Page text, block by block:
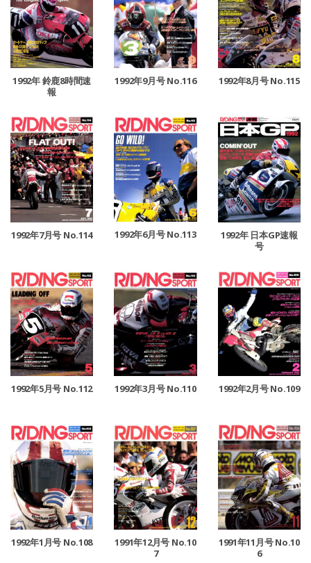
1992年 鈴鹿8時間速
報
1992年9月号 No.116 1992年8月号 No.115
1992年7月号 No.114 1992年6月号 No.113
1992年 日本GP速報
号
1992年5月号 No.112 1992年3月号 No.110 1992年2月号 No.109
1992年1月号 No.108
1991年12月号 No.10
7
1991年11月号 No.10
6